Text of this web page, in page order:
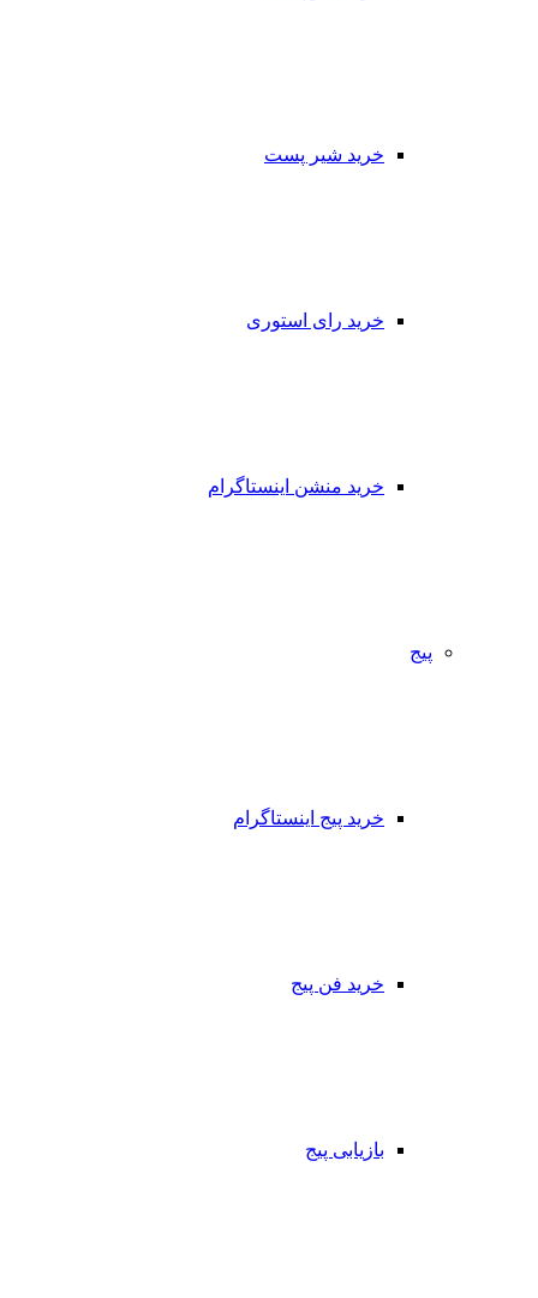
خرید شیر پست
خرید رای استوری
خرید منشن اینستاگرام
پیج
خرید پیج اینستاگرام
خرید فن پیج
بازیابی پیج